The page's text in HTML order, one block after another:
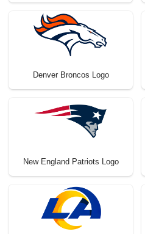
Denver Broncos Logo
New England Patriots Logo